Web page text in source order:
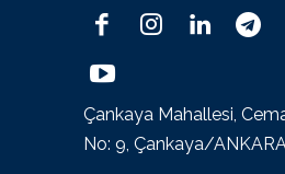
Çankaya Mahallesi,
No: 9, Çankaya/